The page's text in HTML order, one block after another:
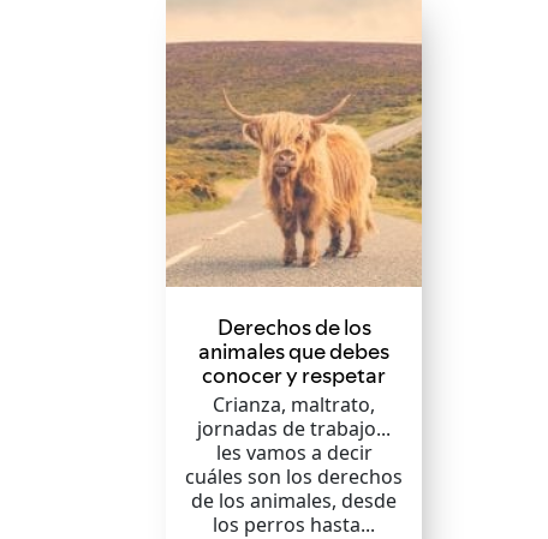
Derechos de los
animales que debes
conocer y respetar
Crianza, maltrato,
jornadas de trabajo...
les vamos a decir
cuáles son los derechos
de los animales, desde
los perros hasta...